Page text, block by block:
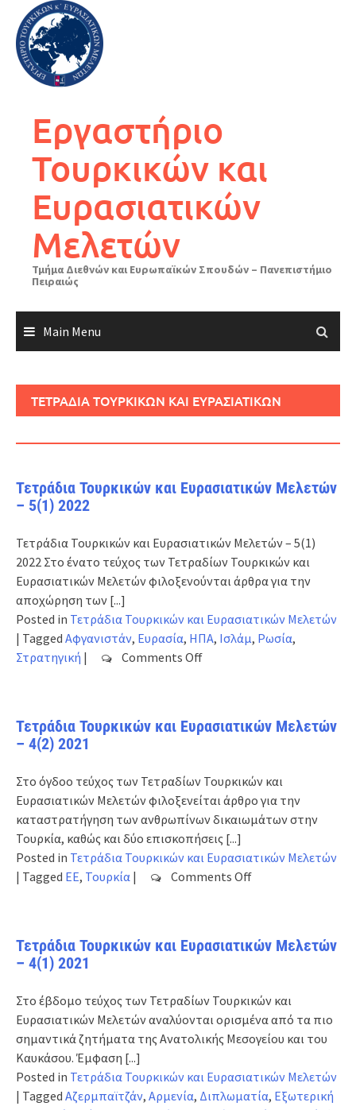
content
Εργαστήριο
Τουρκικών και
Ευρασιατικών
Μελετών
Τμήμα Διεθνών και Ευρωπαϊκών Σπουδών – Πανεπιστήμιο
Πειραιώς
Main Menu
ΤΕΤΡΑΔΙΑ ΤΟΥΡΚΙΚΩΝ ΚΑΙ ΕΥΡΑΣΙΑΤΙΚΩΝ
Τετράδια Τουρκικών και Ευρασιατικών Μελετών
– 5(1) 2022
Τετράδια Τουρκικών και Ευρασιατικών Μελετών – 5(1)
2022 Στο ένατο τεύχος των Τετραδίων Τουρκικών και
Ευρασιατικών Μελετών φιλοξενούνται άρθρα για την
αποχώρηση των [...]
Posted in Τετράδια Τουρκικών και Ευρασιατικών Μελετών
| Tagged Αφγανιστάν, Ευρασία, ΗΠΑ, Ισλάμ, Ρωσία,
Στρατηγική | Comments Offon
Ευρασιατικών
5(1)
2022
Τετράδια Τουρκικών και Ευρασιατικών Μελετών
– 4(2) 2021
Στο όγδοο τεύχος των Τετραδίων Τουρκικών και
Ευρασιατικών Μελετών φιλοξενείται άρθρο για την
καταστρατήγηση των ανθρωπίνων δικαιωμάτων στην
Τουρκία, καθώς και δύο επισκοπήσεις [...]
Posted in Τετράδια Τουρκικών και Ευρασιατικών Μελετών
| Tagged ΕΕ, Τουρκία | Comments Offon
Ευρασιατικών
4(2)
2021
Τετράδια Τουρκικών και Ευρασιατικών Μελετών
– 4(1) 2021
Στο έβδομο τεύχος των Τετραδίων Τουρκικών και
Ευρασιατικών Μελετών αναλύονται ορισμένα από τα πιο
σημαντικά ζητήματα της Ανατολικής Μεσογείου και του
Καυκάσου. Έμφαση [...]
Posted in Τετράδια Τουρκικών και Ευρασιατικών Μελετών
| Tagged Αζερμπαϊτζάν, Αρμενία, Διπλωματία, Εξωτερική